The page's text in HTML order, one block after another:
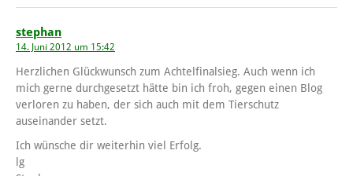
stephan
14. Juni 2012 um 15:42
Herzlichen Glückwunsch zum Achtelfinalsieg. Auch wenn ich
mich gerne durchgesetzt hätte bin ich froh, gegen einen Blog
verloren zu haben, der sich auch mit dem Tierschutz
auseinander setzt.
Ich wünsche dir weiterhin viel Erfolg.
lg